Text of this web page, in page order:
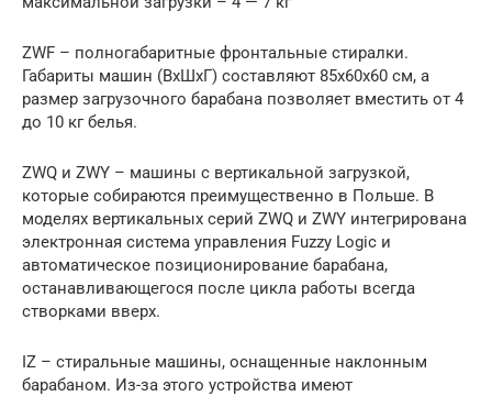
ZWF – полногабаритные фронтальные стиралки.
Габариты машин (ВхШхГ) составляют 85х60х60 см, а
размер загрузочного барабана позволяет вместить от 4
до 10 кг белья.
ZWQ и ZWY – машины с вертикальной загрузкой,
которые собираются преимущественно в Польше. В
моделях вертикальных серий ZWQ и ZWY интегрирована
электронная система управления Fuzzy Logic и
автоматическое позиционирование барабана,
останавливающегося после цикла работы всегда
створками вверх.
IZ – стиральные машины, оснащенные наклонным
барабаном. Из-за этого устройства имеют